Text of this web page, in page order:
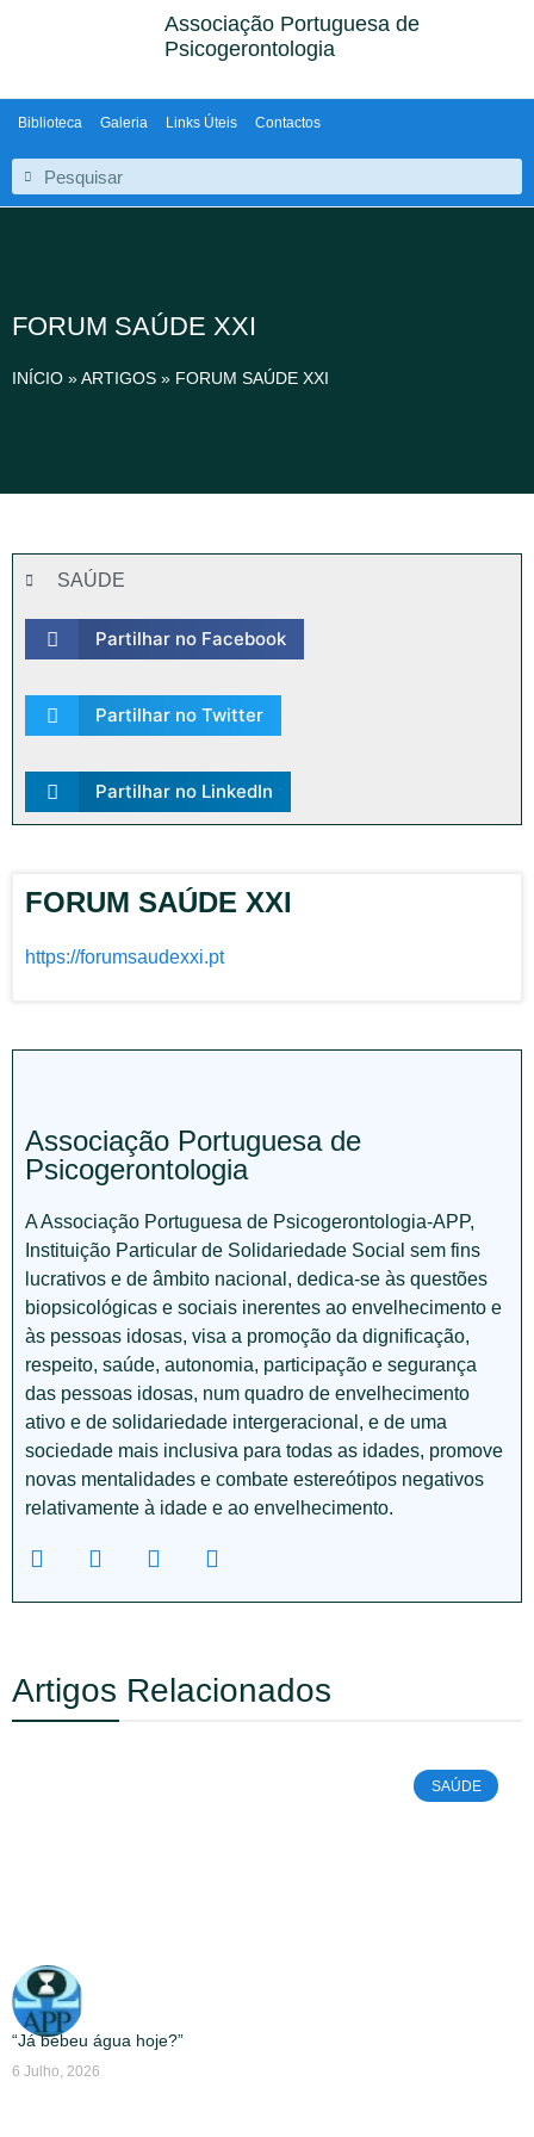
Associação Portuguesa de
Psicogerontologia
Biblioteca Galeria Links Úteis Contactos
FORUM SAÚDE XXI
INÍCIO »ARTIGOS » FORUM SAÚDE XXI
SAÚDE
Partilhar no Facebook
Partilhar no Twitter
Partilhar no LinkedIn
FORUM SAÚDE XXI
https://forumsaudexxi.pt
Associação Portuguesa de
Psicogerontologia
A Associação Portuguesa de Psicogerontologia-APP,
Instituição Particular de Solidariedade Social sem fins
lucrativos e de âmbito nacional, dedica-se às questões
biopsicológicas e sociais inerentes ao envelhecimento e
às pessoas idosas, visa a promoção da dignificação,
respeito, saúde, autonomia, participação e segurança
das pessoas idosas, num quadro de envelhecimento
ativo e de solidariedade intergeracional, e de uma
sociedade mais inclusiva para todas as idades, promove
novas mentalidades e combate estereótipos negativos
relativamente à idade e ao envelhecimento.
Artigos Relacionados
SAÚDE
“Já bebeu água hoje?”
6 Julho, 2026